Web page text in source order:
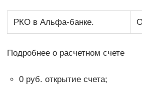
РКО в Альфа-банке.
Подробнее о расчетном счете
0 руб. открытие счета;